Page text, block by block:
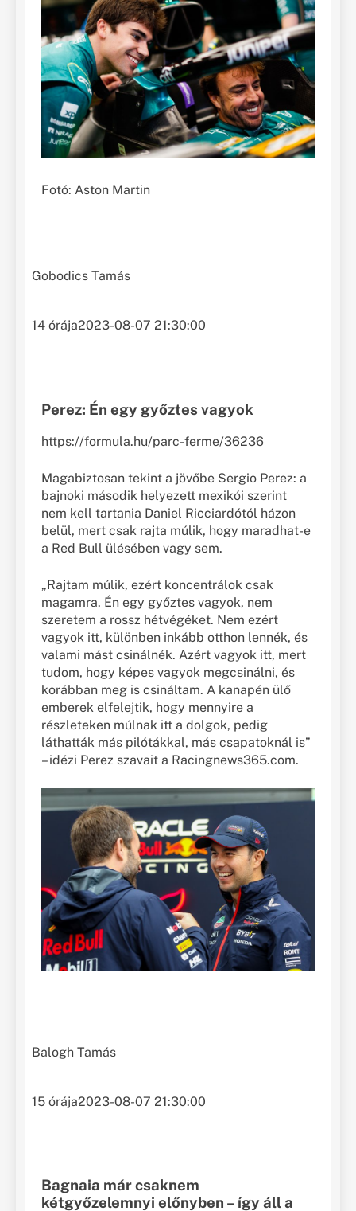
Fotó: Aston Martin
Gobodics Tamás
14 órája2023-08-07 21:30:00
Perez: Én egy győztes vagyok
https://formula.hu/parc-ferme/36236
Magabiztosan tekint a jövőbe Sergio Perez: a
bajnoki második helyezett mexikói szerint
nem kell tartania Daniel Ricciardótól házon
belül, mert csak rajta múlik, hogy maradhat-e
a Red Bull ülésében vagy sem.
„Rajtam múlik, ezért koncentrálok csak
magamra. Én egy győztes vagyok, nem
szeretem a rossz hétvégéket. Nem ezért
vagyok itt, különben inkább otthon lennék, és
valami mást csinálnék. Azért vagyok itt, mert
tudom, hogy képes vagyok megcsinálni, és
korábban meg is csináltam. A kanapén ülő
emberek elfelejtik, hogy mennyire a
részleteken múlnak itt a dolgok, pedig
láthatták más pilótákkal, más csapatoknál is”
– idézi Perez szavait a Racingnews365.com.
Balogh Tamás
15 órája2023-08-07 21:30:00
Bagnaia már csaknem
kétgyőzelemnyi előnyben – így áll a